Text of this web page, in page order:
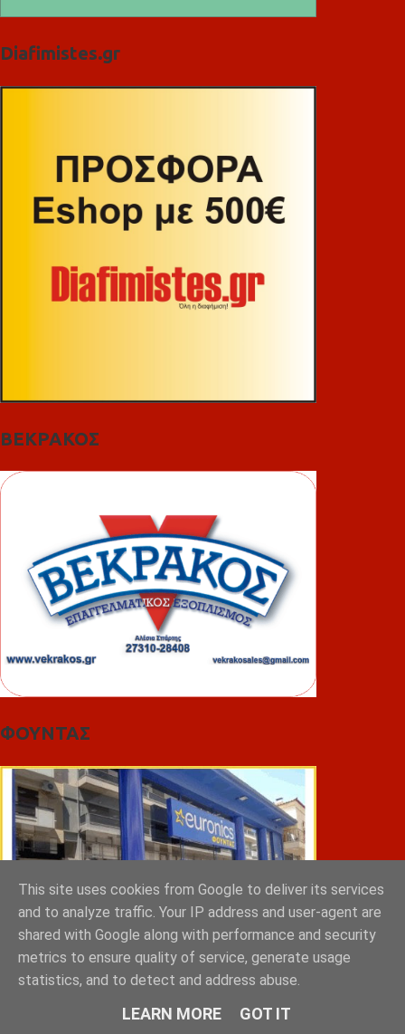
Diafimistes.gr
ΒΕΚΡΑΚΟΣ
ΦΟΥΝΤΑΣ
This site uses cookies from Google to deliver its services
and to analyze traffic. Your IP address and user-agent are
shared with Google along with performance and security
metrics to ensure quality of service, generate usage
statistics, and to detect and address abuse.
LEARN MORE GOT IT